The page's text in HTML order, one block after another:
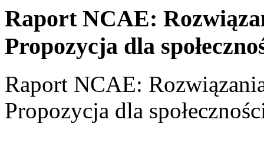
Raport NCAE:
Propozycja dla
Raport NCAE:
Propozycja dla